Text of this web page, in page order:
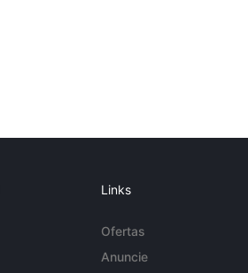
Links
Ofertas
Anuncie